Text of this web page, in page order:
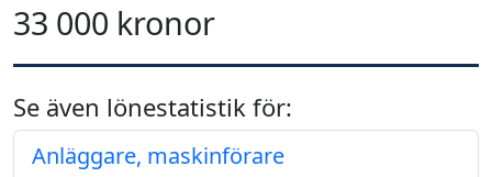
33 000 kronor
Se även lönestatistik för:
Anläggare, maskinförare